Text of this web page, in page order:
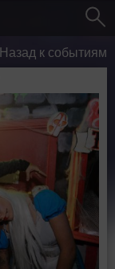
Назад к событиям